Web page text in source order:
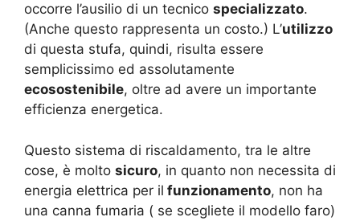
occorre l’ausilio di un tecnico specializzato.
(Anche questo rappresenta un costo.) L’utilizzo
di questa stufa, quindi, risulta essere
semplicissimo ed assolutamente
ecosostenibile, oltre ad avere un importante
efficienza energetica.
Questo sistema di riscaldamento, tra le altre
cose, è molto sicuro, in quanto non necessita di
energia elettrica per il funzionamento, non ha
una canna fumaria ( se scegliete il modello faro)